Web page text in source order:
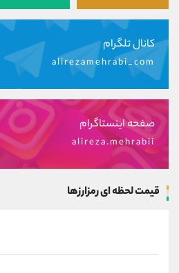
کانال تلگرام
alirezamehrabi_com
صفحه اینستاگرام
alireza.mehrabii
قیمت لحظه ای رمزارزها